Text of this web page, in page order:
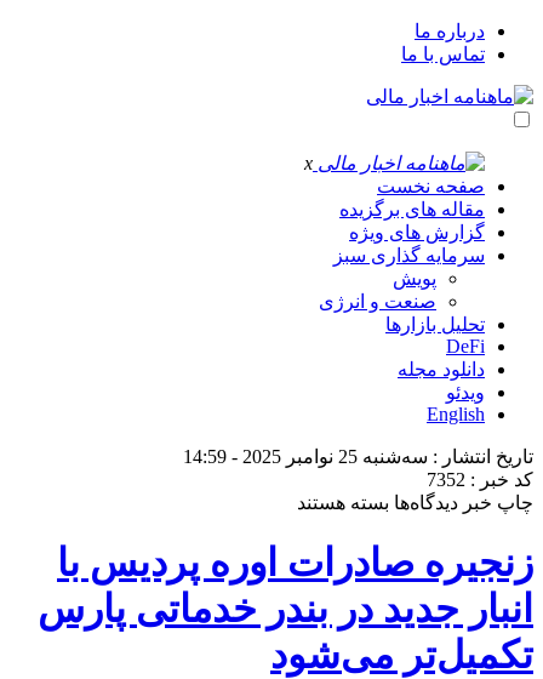
درباره ما
تماس با ما
x
صفحه نخست
مقاله های برگزیده
گزارش های ویژه
سرمایه گذاری سبز
پویش
صنعت و انرژی
تحلیل بازارها
DeFi
دانلود مجله
ویدئو
English
تاریخ انتشار : سه‌شنبه 25 نوامبر 2025 - 14:59
کد خبر : 7352
چاپ خبر دیدگاه‌ها برای
صادرات
اوره
با
جدید
بسته هستند
زنجیره صادرات اوره پردیس با
انبار جدید در بندر خدماتی پارس
تکمیل‌تر می‌شود